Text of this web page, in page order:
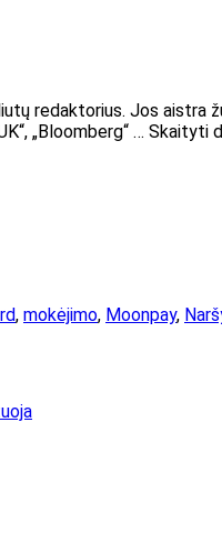
redaktorius. Jos
„Bloomberg“ … Skaityti
, mokėjimo, Moonpay,